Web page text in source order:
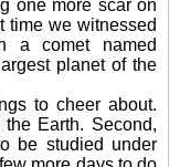
one more scar on
time we witnessed
a comet named
planet of the
to cheer about.
Earth. Second,
be studied under